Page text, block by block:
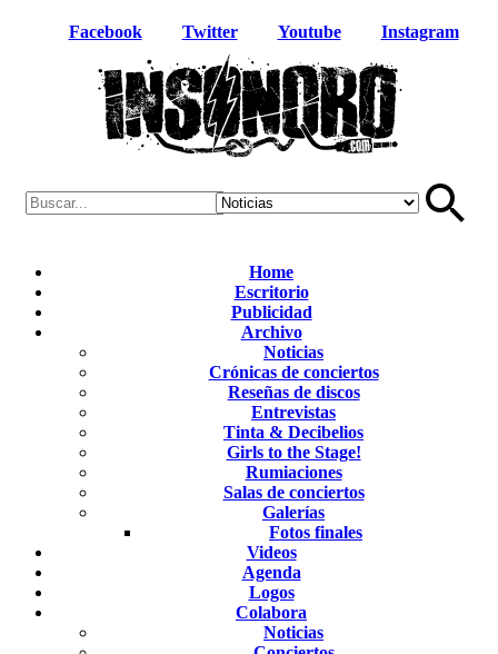
Facebook Twitter Youtube Instagram
Home
Escritorio
Publicidad
Archivo
Noticias
Crónicas de conciertos
Reseñas de discos
Entrevistas
Tinta & Decibelios
Girls to the Stage!
Rumiaciones
Salas de conciertos
Galerías
Fotos finales
Videos
Agenda
Logos
Colabora
Noticias